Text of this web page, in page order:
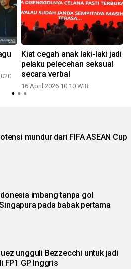
Kiat cegah anak laki-laki jadi
pelaku pelecehan seksual
secara verbal
16 April 2026 10:10 WIB
mundur dari FIFA ASEAN Cup
imbang tanpa gol
pada babak pertama
ungguli Bezzecchi untuk jadi
FP1 GP Inggris